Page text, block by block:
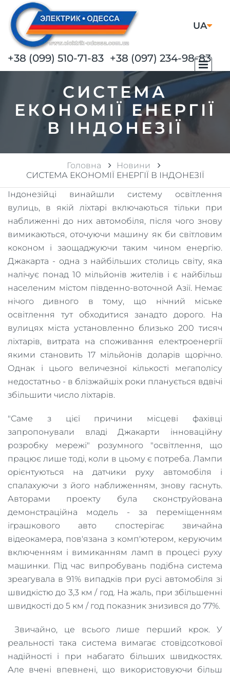
UA
+38 (099) 510-71-83 +38 (097) 234-98-83
СИСТЕМА
ЕКОНОМІЇ ЕНЕРГІЇ
В ІНДОНЕЗІЇ
Головна
Новини
СИСТЕМА ЕКОНОМІЇ ЕНЕРГІЇ В ІНДОНЕЗІЇ
Індонезійці винайшли систему освітлення
вулиць, в якій ліхтарі включаються тільки при
наближенні до них автомобіля, після чого знову
вимикаються, оточуючи машину як би світловим
коконом і заощаджуючи таким чином енергію.
Джакарта - одна з найбільших столиць світу, яка
налічує понад 10 мільйонів жителів і є найбільш
населеним містом південно-воточной Азії. Немає
нічого дивного в тому, що нічний міське
освітлення тут обходитися занадто дорого. На
вулицях міста установленно близько 200 тисяч
ліхтарів, витрата на споживання електроенергії
якими становить 17 мільйонів доларів щорічно.
Однак і цього величезної кількості мегаполісу
недостатньо - в блізжайшіх роки планується вдвічі
збільшити число ліхтарів.
"Саме з цієї причини місцеві фахівці
запропонували владі Джакарти інноваційну
розробку мережі" розумного "освітлення, що
працює лише тоді, коли в цьому є потреба. Лампи
орієнтуються на датчики руху автомобіля і
спалахуючи з його наближенням, знову гаснуть.
Авторами проекту була сконструйована
демонстраційна модель - за переміщенням
іграшкового авто спостерігає звичайна
відеокамера, пов'язана з комп'ютером, керуючим
включенням і вимиканням ламп в процесі руху
машинки. Під час випробувань подібна система
зреагувала в 91% випадків при русі автомобіля зі
швидкістю до 3,3 км / год. На жаль, при збільшенні
швидкості до 5 км / год показник знизився до 77%.
Звичайно, це всього лише перший крок. У
реальності така система вимагає стовідсоткової
надійності і при набагато більших швидкостях.
Але вчені впевнені, що використовуючи більш